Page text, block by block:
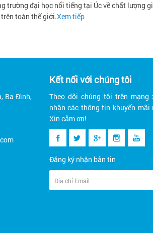
trường đại học nổi tiếng tại Úc về chất lượng
toàn thế giới.Xem tiếp
Ba Đình,
Kết nối với chúng tôi
Theo dõi chúng tôi trên mạng
nhận các thông tin khuyến mãi
Xin cảm ơn!
Đăng ký nhận bản tin